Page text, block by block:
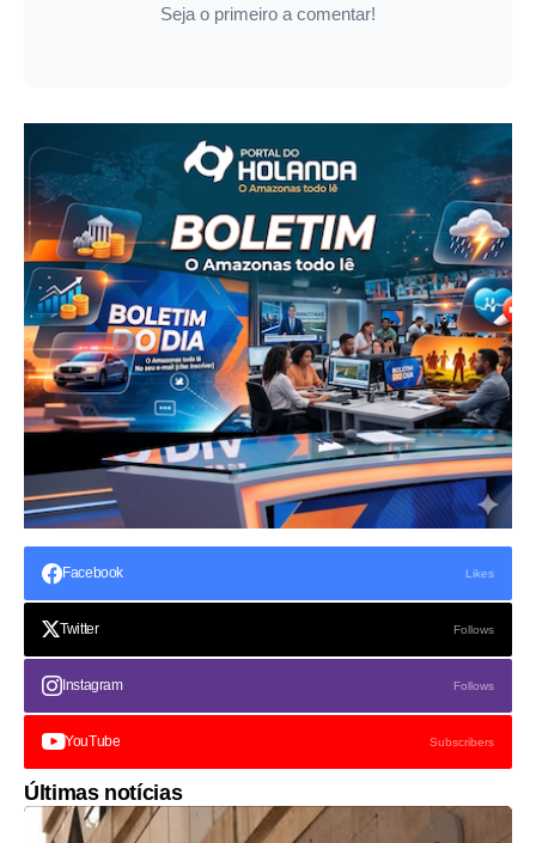
Seja o primeiro a comentar!
Facebook Likes
Twitter Follows
Instagram Follows
YouTube Subscribers
Últimas notícias